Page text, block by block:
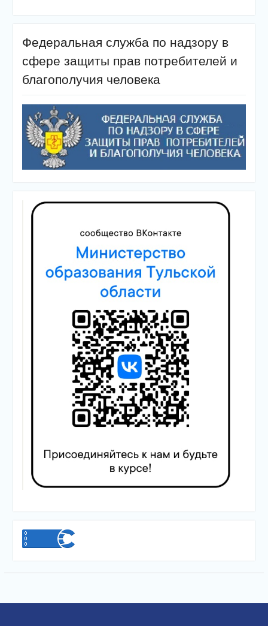
Федеральная служба по надзору в
сфере защиты прав потребителей и
благополучия человека